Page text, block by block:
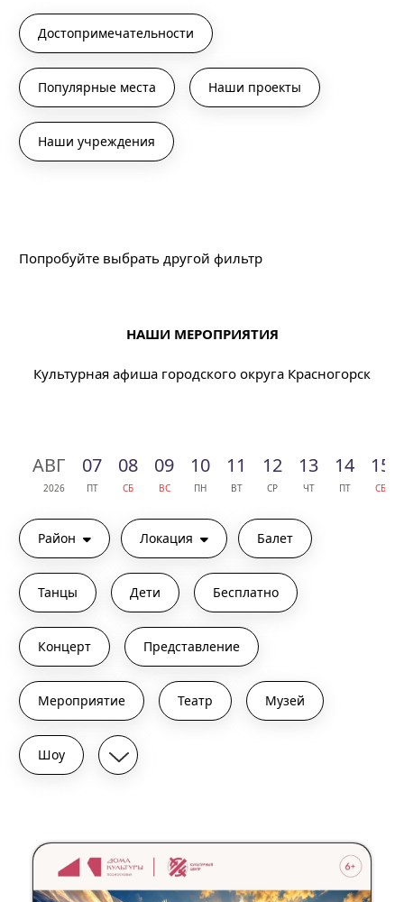
Достопримечательности
Популярные места Наши проекты
Наши учреждения
Попробуйте выбрать другой фильтр
НАШИ МЕРОПРИЯТИЯ
Культурная афиша городского округа Красногорск
АВГ
2026
07
ПТ
08
СБ
09
ВС
10
ПН
11
ВТ
12
СР
13
ЧТ
14
ПТ
15
СБ
Район Локация Балет
Танцы Дети Бесплатно
Концерт Представление
Мероприятие Театр Музей
Шоу